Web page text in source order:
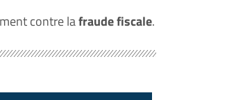
contre lafraude fiscale.